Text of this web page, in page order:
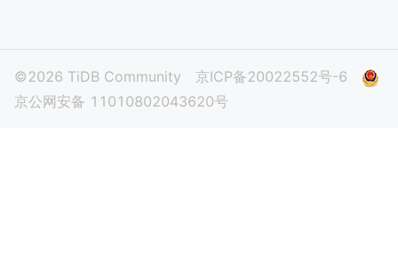
©2026 TiDB Community
京ICP备20022552号-6
京公网安备 11010802043620号